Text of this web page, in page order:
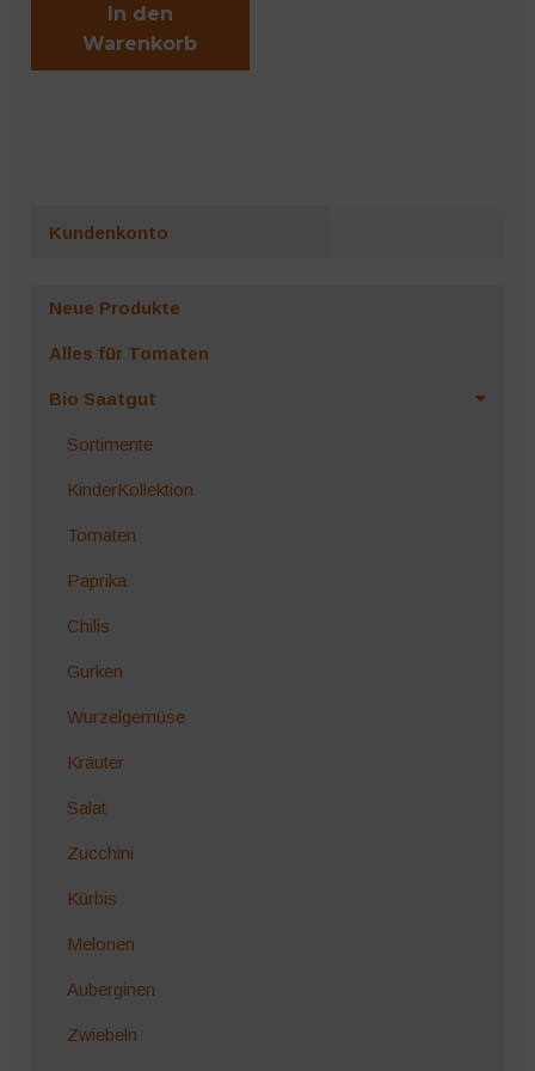
In den
Warenkorb
Kundenkonto
Neue Produkte
Alles für Tomaten
Bio Saatgut
Sortimente
KinderKollektion
Tomaten
Paprika
Chilis
Gurken
Wurzelgemüse
Kräuter
Salat
Zucchini
Kürbis
Melonen
Auberginen
Zwiebeln